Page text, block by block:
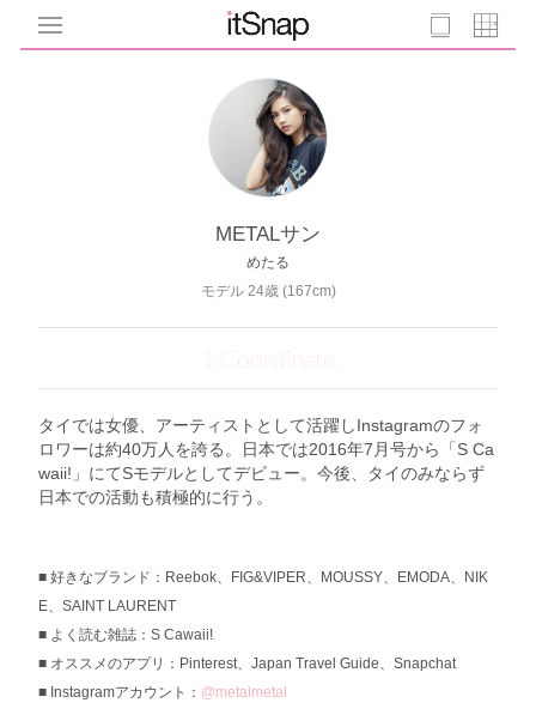
METALサン
めたる
モデル 24歳 (167cm)
1 Coordinate
タイでは女優、アーティストとして活躍しInstagramのフォ
ロワーは約40万人を誇る。日本では2016年7月号から「S Ca
waii!」にてSモデルとしてデビュー。今後、タイのみならず
日本での活動も積極的に行う。
好きなブランド：Reebok、FIG&VIPER、MOUSSY、EMODA、NIK
E、SAINT LAURENT
よく読む雑誌：S Cawaii!
オススメのアプリ：Pinterest、Japan Travel Guide、Snapchat
Instagramアカウント： @metalmetal